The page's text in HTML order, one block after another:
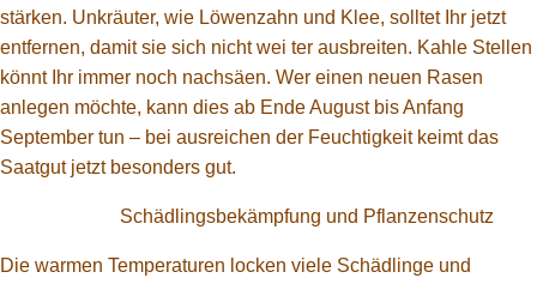
stärken. Unkräuter, wie Löwenzahn und Klee, solltet Ihr jetzt
entfernen, damit sie sich nicht wei ter ausbreiten. Kahle Stellen
könnt Ihr immer noch nachsäen. Wer einen neuen Rasen
anlegen möchte, kann dies ab Ende August bis Anfang
September tun – bei ausreichen der Feuchtigkeit keimt das
Saatgut jetzt besonders gut.
Schädlingsbekämpfung und Pflanzenschutz
Die warmen Temperaturen locken viele Schädlinge und